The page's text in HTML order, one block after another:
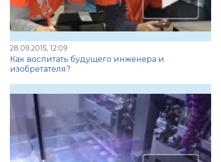
28.09.2015, 12:09
Как воспитать будущего инженера и
изобретателя?